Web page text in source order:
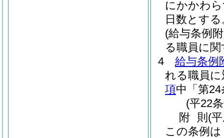
にかかわ
日数とする
(給与条例
る職員に
4
給与条例
れる職員
項中「第
(平22
附 則 (
この条例